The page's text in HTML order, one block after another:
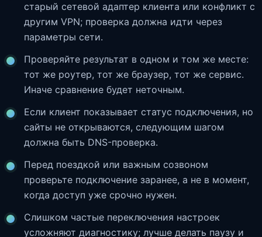
старый сетевой адаптер клиента или конфликт с
другим VPN; проверка должна идти через
параметры сети.
Проверяйте результат в одном и том же месте:
тот же роутер, тот же браузер, тот же сервис.
Иначе сравнение будет неточным.
Если клиент показывает статус подключения, но
сайты не открываются, следующим шагом
должна быть DNS-проверка.
Перед поездкой или важным созвоном
проверьте подключение заранее, а не в момент,
когда доступ уже срочно нужен.
Слишком частые переключения настроек
усложняют диагностику; лучше делать паузу и